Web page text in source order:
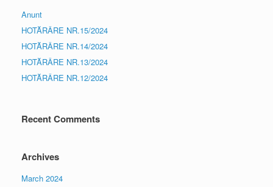
Anunt
HOTĂRÂRE NR.15/2024
HOTĂRÂRE NR.14/2024
HOTĂRÂRE NR.13/2024
HOTĂRÂRE NR.12/2024
Recent Comments
Archives
March 2024